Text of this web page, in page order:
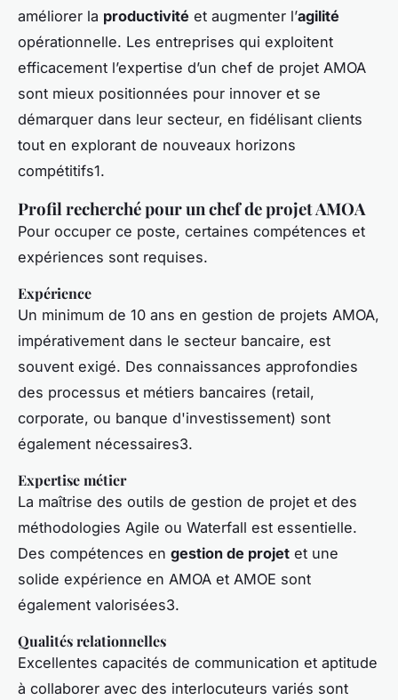
améliorer la productivité et augmenter l’agilité
opérationnelle. Les entreprises qui exploitent
efficacement l’expertise d’un chef de projet AMOA
sont mieux positionnées pour innover et se
démarquer dans leur secteur, en fidélisant clients
tout en explorant de nouveaux horizons
compétitifs1.
Profil recherché pour un chef de projet AMOA
Pour occuper ce poste, certaines compétences et
expériences sont requises.
Expérience
Un minimum de 10 ans en gestion de projets AMOA,
impérativement dans le secteur bancaire, est
souvent exigé. Des connaissances approfondies
des processus et métiers bancaires (retail,
corporate, ou banque d'investissement) sont
également nécessaires3.
Expertise métier
La maîtrise des outils de gestion de projet et des
méthodologies Agile ou Waterfall est essentielle.
Des compétences en gestion de projet et une
solide expérience en AMOA et AMOE sont
également valorisées3.
Qualités relationnelles
Excellentes capacités de communication et aptitude
à collaborer avec des interlocuteurs variés sont